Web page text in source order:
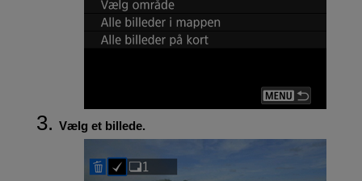
Vælg et billede.